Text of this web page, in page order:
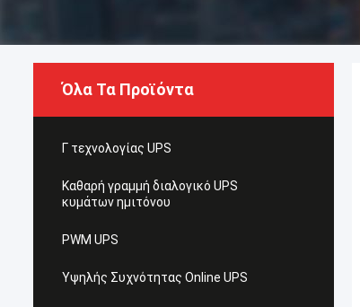
Όλα Τα Προϊόντα
Γ τεχνολογίας UPS
Καθαρή γραμμή διαλογικό UPS
κυμάτων ημιτόνου
PWM UPS
Υψηλής Συχνότητας Online UPS